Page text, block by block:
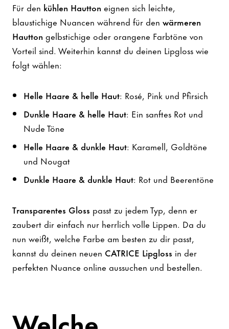
Für den kühlen Hautton eignen sich leichte,
blaustichige Nuancen während für den wärmeren
Hautton gelbstichige oder orangene Farbtöne von
Vorteil sind. Weiterhin kannst du deinen Lipgloss wie
folgt wählen:
Helle Haare & helle Haut: Rosé, Pink und Pfirsich
Dunkle Haare & helle Haut: Ein sanftes Rot und
Nude Töne
Helle Haare & dunkle Haut: Karamell, Goldtöne
und Nougat
Dunkle Haare & dunkle Haut: Rot und Beerentöne
Transparentes Gloss passt zu jedem Typ, denn er
zaubert dir einfach nur herrlich volle Lippen. Da du
nun weißt, welche Farbe am besten zu dir passt,
kannst du deinen neuen CATRICE Lipgloss in der
perfekten Nuance online aussuchen und bestellen.